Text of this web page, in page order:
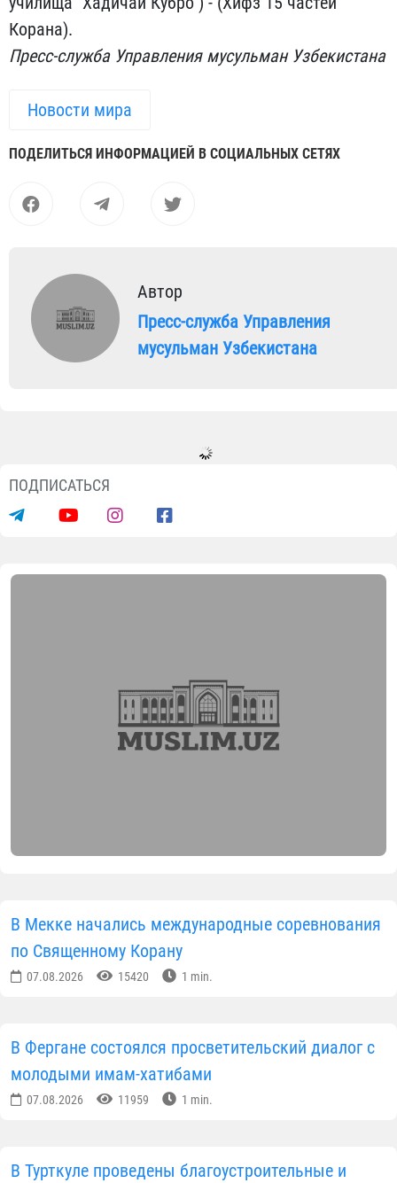
Корана).
Пресс-служба Управления мусульман Узбекистана
Новости мира
ПОДЕЛИТЬСЯ ИНФОРМАЦИЕЙ В СОЦИАЛЬНЫХ СЕТЯХ
Автор
Пресс-служба Управления
мусульман Узбекистана
ПОДПИСАТЬСЯ
В Мекке начались международные соревнования
по Священному Корану
07.08.2026 15420 1 min.
В Фергане состоялся просветительский диалог с
молодыми имам-хатибами
07.08.2026 11959 1 min.
В Турткуле проведены благоустроительные и